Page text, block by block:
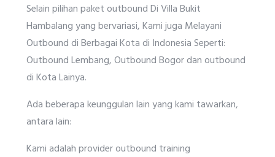
Selain pilihan paket outbound Di Villa Bukit
Hambalang yang bervariasi, Kami juga Melayani
Outbound di Berbagai Kota di Indonesia Seperti:
Outbound Lembang, Outbound Bogor dan outbound
di Kota Lainya.
Ada beberapa keunggulan lain yang kami tawarkan,
antara lain:
Kami adalah provider outbound training